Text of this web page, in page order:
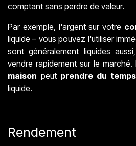
comptant sans perdre de valeur.
Par exemple, l'argent sur votre
liquide – vous pouvez l'utiliser
sont généralement liquides
vendre rapidement sur le
maison peut prendre du temps
liquide.
Rendement